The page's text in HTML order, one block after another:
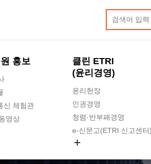
홍보
신 체험관
영상
클린 ETRI
(윤리경영)
윤리헌장
인권경영
청렴·반부패경영
e-신문고(ETRI 신고센터)